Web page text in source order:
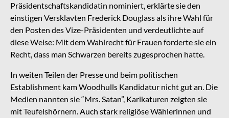
Präsidentschaftskandidatin nominiert, erklärte sie den
einstigen Versklavten Frederick Douglass als ihre Wahl für
den Posten des Vize-Präsidenten und verdeutlichte auf
diese Weise: Mit dem Wahlrecht für Frauen forderte sie ein
Recht, dass man Schwarzen bereits zugesprochen hatte.
In weiten Teilen der Presse und beim politischen
Establishment kam Woodhulls Kandidatur nicht gut an. Die
Medien nannten sie “Mrs. Satan”, Karikaturen zeigten sie
mit Teufelshörnern. Auch stark religiöse Wählerinnen und